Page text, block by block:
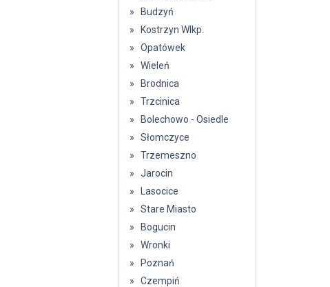
» Budzyń
» Kostrzyn Wlkp.
» Opatówek
» Wieleń
» Brodnica
» Trzcinica
» Bolechowo - Osiedle
» Słomczyce
» Trzemeszno
» Jarocin
» Lasocice
» Stare Miasto
» Bogucin
» Wronki
» Poznań
» Czempiń